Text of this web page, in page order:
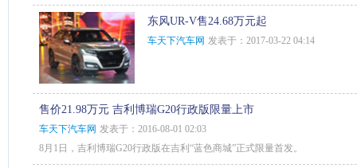
东风UR-V售24.68万元起
车天下汽车网 发表于：2017-03-22 04:14
售价21.98万元 吉利博瑞G20行政版限量上市
车天下汽车网 发表于：2016-08-01 02:03
8月1日，吉利博瑞G20行政版在吉利“蓝色商城”正式限量首发。